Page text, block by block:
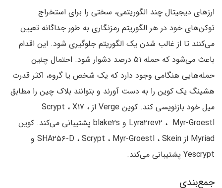
ارزهای دیجیتال چند الگوریتمی، سختی را برای استخراج
توکن‌های خود در هر الگوریتم رمزنگاری به طور جداگانه تعیین
می‌کنند تا از غالب شدن یک الگوریتم جلوگیری شود. این اقدام
باعث می‌شود که حمله ۵۱ درصد دشوار شود. احتمال چنین
حمله‌هایی هنگامی وجود دارد که یک شخص یا گروه، اکثر قدرت
هشینگ یک کوین را به دست آورند و بتوانند بلاک چین را مطابق
میل خود بازنویسی کند. کوین Verge از Scrypt ، X۱۷ ،
Lyra۲rev۲ ، Myr-Groestl و blake۲s پشتیبانی می‌کند. کوین
Myriad از SHA۲۵۶-D ، Scrypt ، Myr-Groestl ، Skein و
Yescrypt پشتیبانی می‌کند.
جمع‌بندی